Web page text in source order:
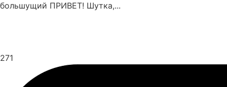
большущий ПРИВЕТ! Шутка,...
271